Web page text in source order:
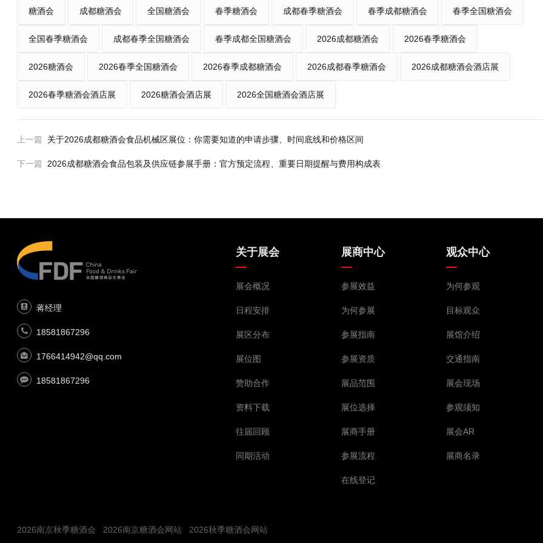
糖酒会 成都糖酒会 全国糖酒会 春季糖酒会 成都春季糖酒会 春季成都糖酒会 春季全国糖酒会
全国春季糖酒会 成都春季全国糖酒会 春季成都全国糖酒会 2026成都糖酒会 2026春季糖酒会
2026糖酒会 2026春季全国糖酒会 2026春季成都糖酒会 2026成都春季糖酒会 2026成都糖酒会酒店展
2026春季糖酒会酒店展 2026糖酒会酒店展 2026全国糖酒会酒店展
上一篇 关于2026成都糖酒会食品机械区展位：你需要知道的申请步骤、时间底线和价格区间
下一篇 2026成都糖酒会食品包装及供应链参展手册：官方预定流程、重要日期提醒与费用构成表
蒋经理
18581867296
1766414942@qq.com
18581867296
关于展会
展会概况
日程安排
展区分布
展位图
赞助合作
资料下载
往届回顾
同期活动
展商中心
参展效益
为何参展
参展指南
参展资质
展品范围
展位选择
展商手册
参展流程
在线登记
观众中心
为何参观
目标观众
展馆介绍
交通指南
展会现场
参观须知
展会AR
展商名录
2026南京秋季糖酒会 2026南京糖酒会网站 2026秋季糖酒会网站